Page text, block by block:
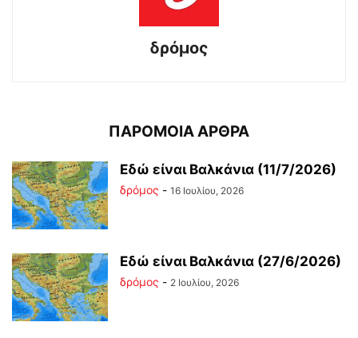
δρόμος
ΠΑΡΟΜΟΙΑ ΑΡΘΡΑ
Εδώ είναι Βαλκάνια (11/7/2026)
δρόμος - 16 Ιουλίου, 2026
Εδώ είναι Βαλκάνια (27/6/2026)
δρόμος - 2 Ιουλίου, 2026